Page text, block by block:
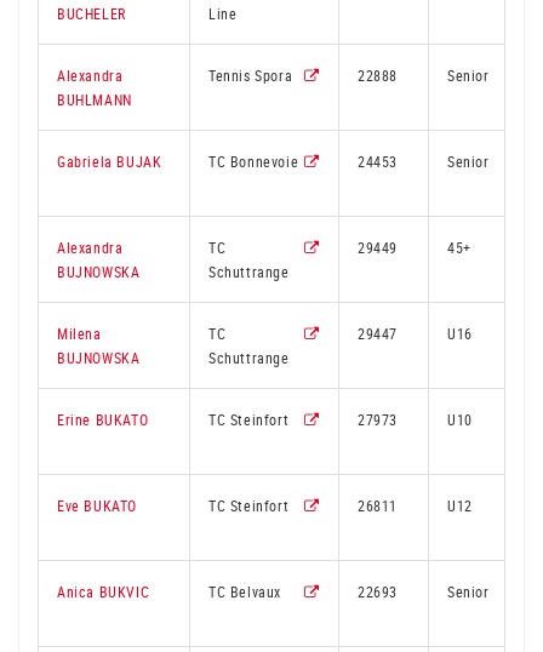
BUCHELER Line
Alexandra
BUHLMANN
Tennis Spora 22888 Senior
Gabriela BUJAK TC Bonnevoie 24453 Senior
Alexandra
BUJNOWSKA
TC
Schuttrange
29449 45+
Milena
BUJNOWSKA
TC
Schuttrange
29447 U16
Erine BUKATO TC Steinfort 27973 U10
Eve BUKATO TC Steinfort 26811 U12
Anica BUKVIC TC Belvaux 22693 Senior